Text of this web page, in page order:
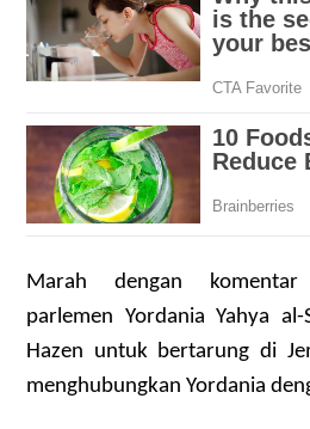
Marah dengan
parlemen Yordania Yahya
Hazen untuk bertarung di
menghubungkan Yordania